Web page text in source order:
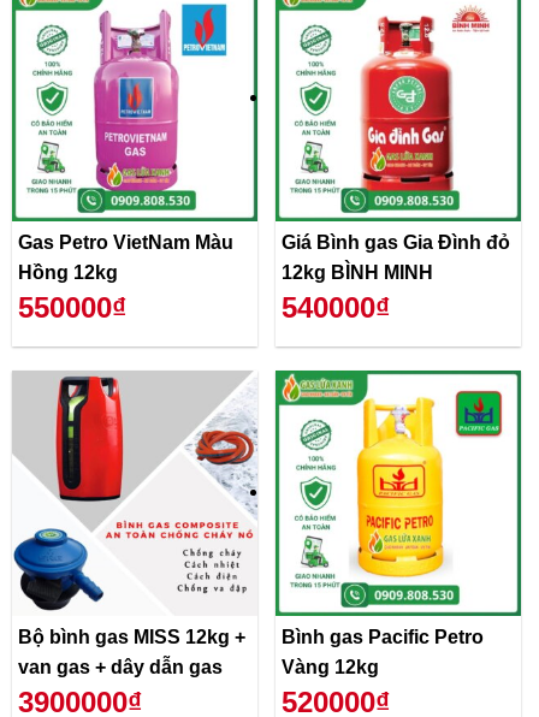
Gas Petro VietNam Màu
Hồng 12kg
550000₫
Giá Bình gas Gia Đình đỏ
12kg BÌNH MINH
540000₫
Bộ bình gas MISS 12kg +
van gas + dây dẫn gas
3900000₫
Bình gas Pacific Petro
Vàng 12kg
520000₫